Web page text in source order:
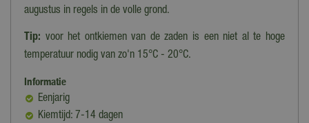
augustus in regels in de volle grond.
Tip: voor het ontkiemen van de zaden is een niet al te hoge
temperatuur nodig van zo'n 15°C - 20°C.
Informatie
Eenjarig
Kiemtijd: 7-14 dagen